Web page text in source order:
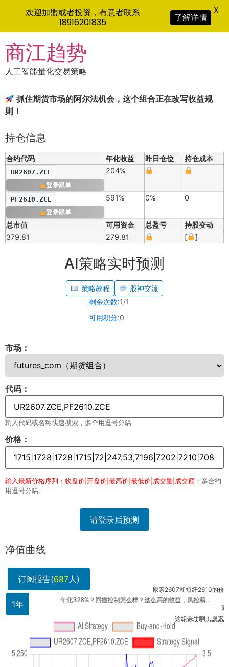
to
content
商江趋势
人工智能量化交易策略
抓住期货市场的阿尔法机会，这个组合正在改写收益规
则！
持仓信息
合约代码 年化收益 昨日仓位 持仓成本
UR2607.ZCE
登录跟单
204%
PF2610.ZCE
登录跟单
591% 0% 0
总市值 可用资金 总盈亏
持股变动
379.81
279.81 [ ]
AI策略实时预测
策略教程
股神交流
剩余次数:1/1
可用积分:0
市场：
代码：
输入代码或名称快速搜索，多个用逗号分隔
价格：
输入最新价格序列：收盘价|开盘价|最高价|最低价|成交量|成交额 ；多合约
用逗号分隔。
请登录后预测
净值曲线
订阅报告(687人)
1年
年化328%？回撤数据
这组合牛啊！尿素和短
尿素2607和短纤2610的价差波
年化328%？回撤控制怎么样？这么高的收益，风控稍...
策略
欢迎加盟或者投资，有意者联系
18916201835
了解详情
X